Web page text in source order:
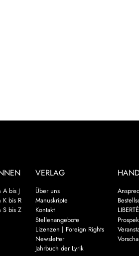
bis J
bis R
bis Z
VERLAG
Über uns
Manuskripte
Kontakt
Stellenangebote
Lizenzen | Foreign Rights
Newsletter
Jahrbuch der Lyrik